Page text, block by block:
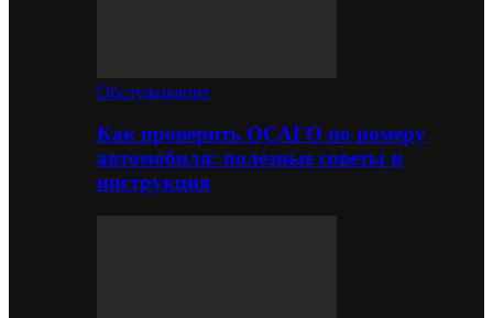
Обслуживание
Как проверить ОСАГО по номеру
автомобиля: полезные советы и
инструкция